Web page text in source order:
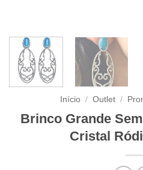
Início / Outlet /
Brinco Grande
Cristal